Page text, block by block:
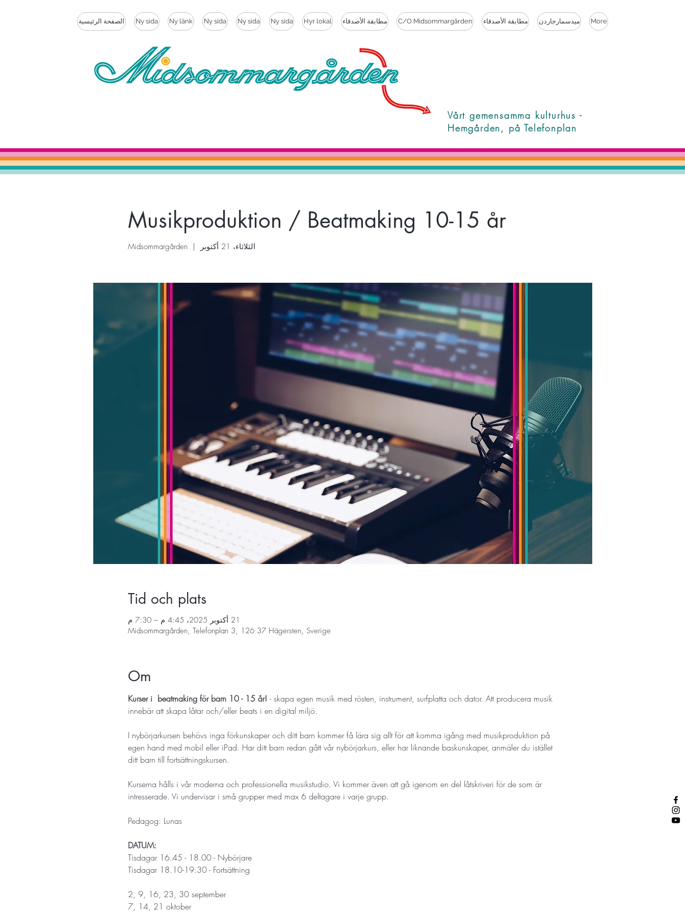
الصفحة الرئيسية Ny sida Ny länk Ny sida Ny sida Ny sida Hyr lokal مطابقة الأصدقاء C/O Midsommargården مطابقة الأصدقاء ميدسمارجاردن More
Vårt gemensamma kulturhus -
Hemgården, på Telefonplan
Musikproduktion / Beatmaking 10-15 år
الثلاثاء، 21 أكتوبر
  |
Midsommargården
Tid och plats
21 أكتوبر 2025، 4:45 م – 7:30 م
Midsommargården, Telefonplan 3, 126 37 Hägersten, Sverige
Om
Kurser i  beatmaking för barn 10 - 15 år! - skapa egen musik med rösten, instrument, surfplatta och dator. Att producera musik
innebär att skapa låtar och/eller beats i en digital miljö.
​I nybörjarkursen behövs inga förkunskaper och ditt barn kommer få lära sig allt för att komma igång med musikproduktion på
egen hand med mobil eller iPad. Har ditt barn redan gått vår nybörjarkurs, eller har liknande baskunskaper, anmäler du istället
ditt barn till fortsättningskursen.
Kurserna hålls i vår moderna och professionella musikstudio. Vi kommer även att gå igenom en del låtskriveri för de som är
intresserade. Vi undervisar i små grupper med max 6 deltagare i varje grupp.
Pedagog: Lunas
DATUM:
Tisdagar 16.45 - 18.00 - Nybörjare
Tisdagar 18.10-19.30 - Fortsättning
2, 9, 16, 23, 30 september
7, 14, 21 oktober